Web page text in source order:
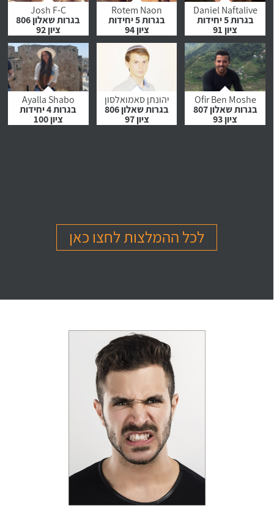
Daniel Naftalive
בגרות 5 יחידות
ציון 91
לחץ לצפייה
בהמלצה
Rotem Naon
בגרות 5 יחידות
ציון 94
לחץ לצפייה
בהמלצה
Josh F-C
בגרות שאלון 806
ציון 92
לחץ לצפייה
בהמלצה
Ofir Ben Moshe
בגרות שאלון 807
ציון 93
יהונתן סאמואלסון
בגרות שאלון 806
ציון 97
Ayalla Shabo
בגרות 4 יחידות
ציון 100
לחץ לצפייה לחץ לצפייה לחץ לצפייה
ציון 97 ציון 97
לחץ לצפייה
בהמלצה
ציון 100
Maor Cohen
בגרות 4 יחידות
לחץ לצפייה
בהמלצה
Hedva Mettoudi
בגרות 3 יחידות
ציון 100
לכל ההמלצות לחצו כאן